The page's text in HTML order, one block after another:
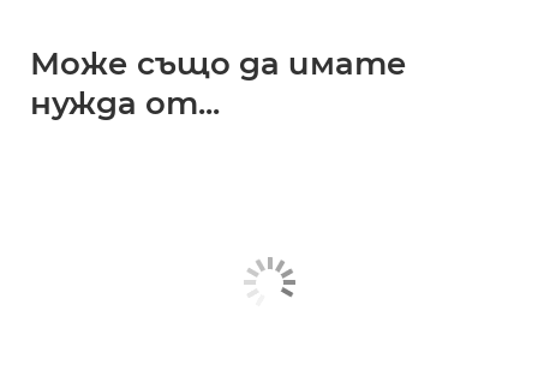
Може също да имате
нужда от...